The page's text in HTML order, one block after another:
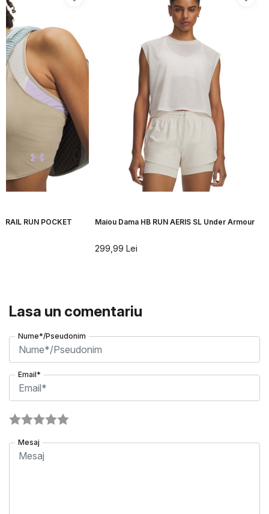
RUN POCKET Maiou Dama HB RUN AERIS SL Under Armour
299,99 Lei
Lasa un comentariu
Nume*/Pseudonim
Email*
Mesaj